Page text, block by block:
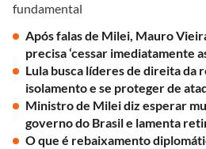
fundamental
Após falas de Milei, Mauro
precisa ‘cessar imediatamente
Lula busca líderes de direita da
isolamento e se proteger de
Ministro de Milei diz esperar
governo do Brasil e lamenta
O que é rebaixamento